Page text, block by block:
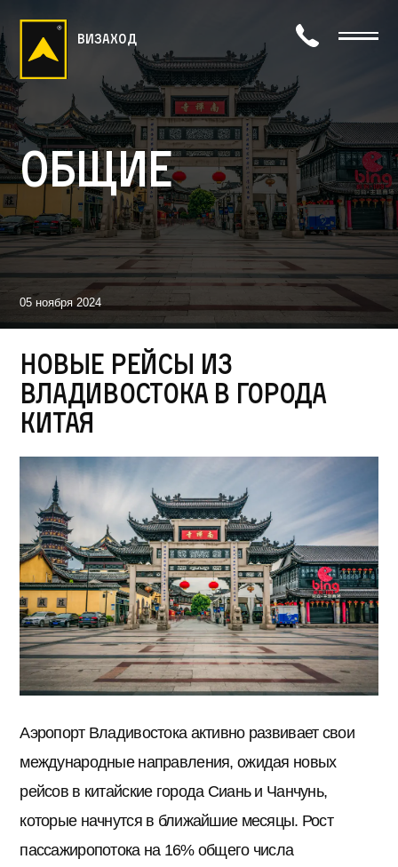
визаход
Общие
05 ноября 2024
Новые рейсы из
Владивостока в города
Китая
Аэропорт Владивостока активно развивает свои
международные направления, ожидая новых
рейсов в китайские города Сиань и Чанчунь,
которые начнутся в ближайшие месяцы. Рост
пассажиропотока на 16% общего числа